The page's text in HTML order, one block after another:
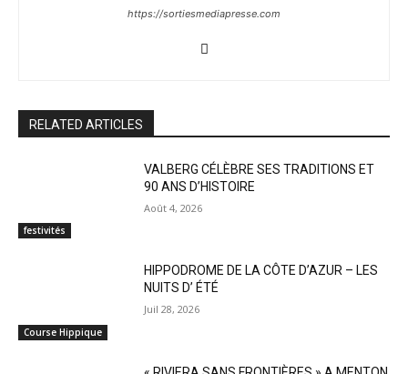
https://sortiesmediapresse.com
RELATED ARTICLES
festivités
VALBERG CÉLÈBRE SES TRADITIONS ET
90 ANS D’HISTOIRE
Août 4, 2026
Course Hippique
HIPPODROME DE LA CÔTE D’AZUR – LES
NUITS D’ ÉTÉ
Juil 28, 2026